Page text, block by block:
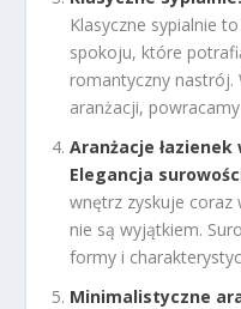
Klasyczne sypialnie
spokoju, które
romantyczny nastrój.
aranżacji,
Aranżacje
Elegancja
wnętrz zyskuje coraz
nie są wyjątkiem.
formy i
Minimalistyczne